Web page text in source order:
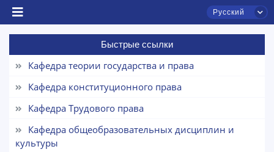
Русский
Быстрые ссылки
Кафедра теории государства и права
Кафедра конституционного права
Кафедра Трудового права
Кафедра общеобразовательных дисциплин и
культуры